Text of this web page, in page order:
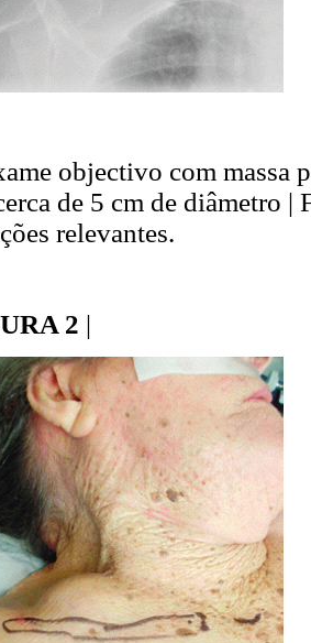
objectivo com massa
de 5 cm de diâmetro
relevantes.
2 |